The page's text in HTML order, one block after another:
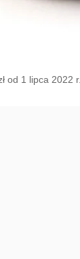
od 1 lipca 2022 r.